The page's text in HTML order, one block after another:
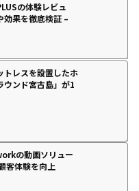
の体験レビュ
効果を徹底検証 –
トレスを設置したホ
ウンド宮古島」が1
の動画ソリュー
客体験を向上